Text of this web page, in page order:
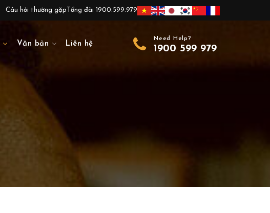
Câu hỏi thường gặp Tổng đài 1900.599.979
Văn bản Liên hệ
Need Help?
1900 599 979